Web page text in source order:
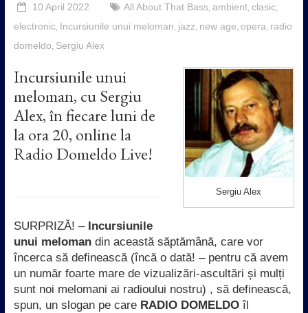
10 April 2022 All About That Bass, ambient, clasic,
electronic, Incursiunile unui meloman jazz new age opera radio
domeldo Sergiu Alex
Sergiu Alex
Incursiunile unui
meloman, cu Sergiu
Alex, în fiecare luni de
la ora 20, online la
Radio Domeldo Live!
SURPRIZĂ! – Incursiunile
unui melomandin această săptămână, care vor
încerca să definească (încă o dată! – pentru că avem
un număr foarte mare de vizualizări-ascultări și mulți
sunt noi melomani ai radioului nostru) , să definească,
spun, un slogan pe care RADIO DOMELDOîl